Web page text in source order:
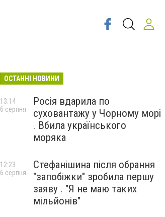
ОСТАННІ НОВИНИ
Росія вдарила по
суховантажу у Чорному морі
. Вбила українського
моряка
13:14
6 серпня
Стефанішина після обрання
"запобіжки" зробила першу
заяву . "Я не маю таких
мільйонів"
12:23
6 серпня